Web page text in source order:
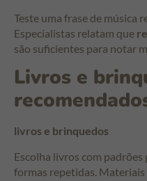
Teste uma frase de música
Especialistas relatam que
são suficientes para notar
Livros e
livros e brinquedos
Escolha livros com
formas repetidas.